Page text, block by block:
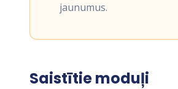
jaunumus.
Saistītie moduļi